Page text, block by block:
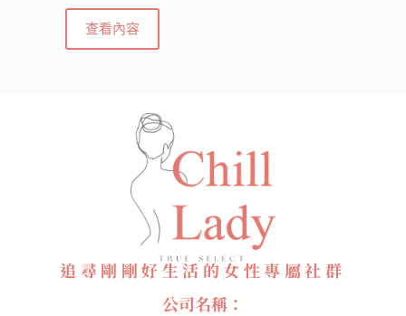
查看內容
追尋剛剛好生活的女性專屬社群
公司名稱：